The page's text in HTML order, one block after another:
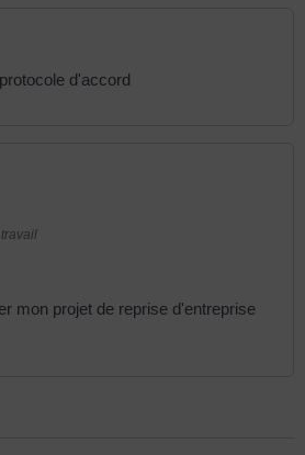
d'accord
mon projet de reprise d'entreprise